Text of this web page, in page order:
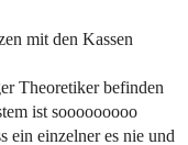
mit den Kassen
Theoretiker befinden
ist sooooooooo
ein einzelner es nie und